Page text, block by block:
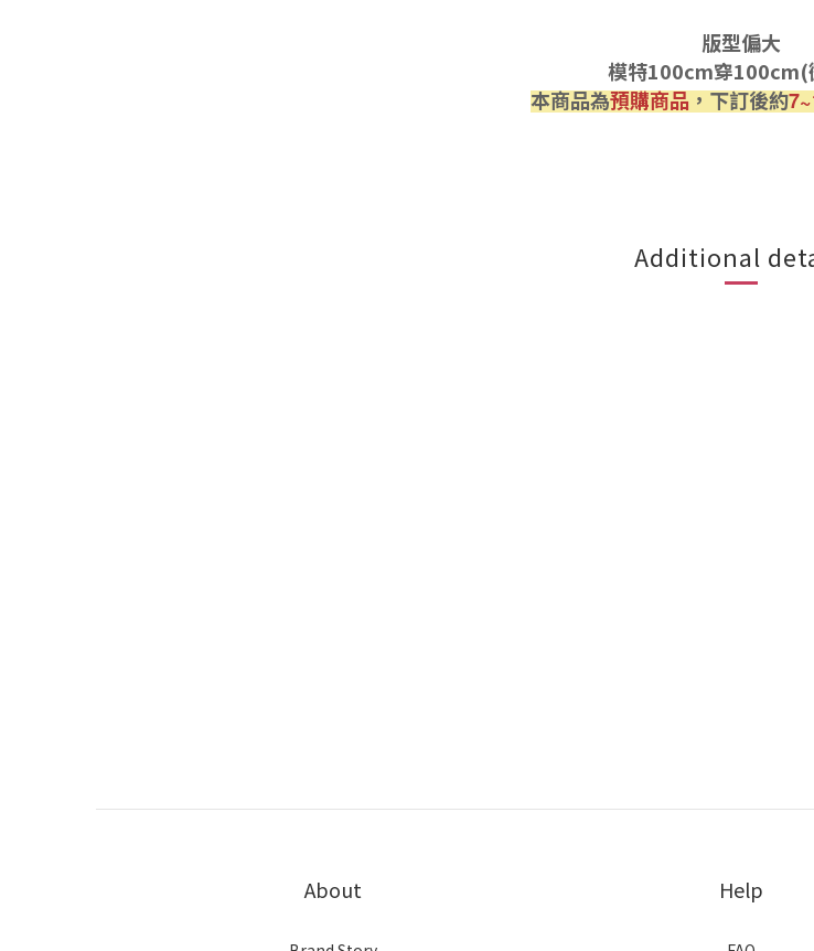
版型偏大
模特100cm穿100cm(
本商品為預購商品，下訂後約
Additional
About Help